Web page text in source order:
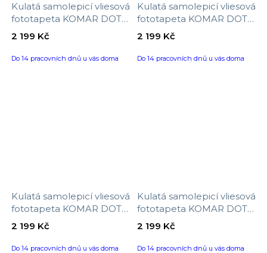
Kulatá samolepicí vliesová
fototapeta KOMAR DOTs
D1-049 Gaia, velikost ø 125
Do 14 pracovních dnů u vás doma
2 199 Kč
Kulatá samolepicí vliesová
fototapeta KOMAR DOTs
D1-048 Marble Vibe,
Do 14 pracovních dnů u vás doma
2 199 Kč
Kulatá samolepicí vliesová
fototapeta KOMAR DOTs
D1-047 Exotic Jungle,
Do 14 pracovních dnů u vás doma
2 199 Kč
Kulatá samolepicí vliesová
fototapeta KOMAR DOTs
D1-046 Echeveria, velikost
Do 14 pracovních dnů u vás doma
2 199 Kč